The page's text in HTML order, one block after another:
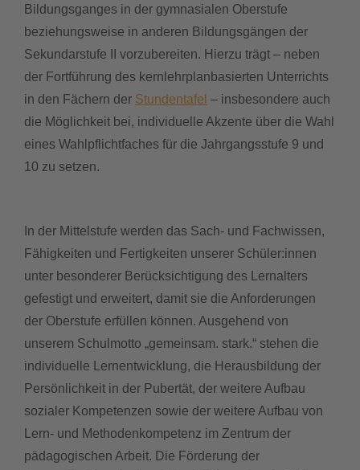
Bildungsganges in der gymnasialen Oberstufe
beziehungsweise in anderen Bildungsgängen der
Sekundarstufe II vorzubereiten. Hierzu trägt – neben
der Fortführung des kernlehrplanbasierten Unterrichts
in den Fächern der Stundentafel – insbesondere auch
die Möglichkeit bei, individuelle Akzente über die Wahl
eines Wahlpflichtfaches für die Jahrgangsstufe 9 und
10 zu setzen.
In der Mittelstufe werden das Sach- und Fachwissen,
Fähigkeiten und Fertigkeiten unserer Schüler:innen
unter besonderer Berücksichtigung des Lernalters
gefestigt und erweitert, damit sie die Anforderungen
der Oberstufe erfüllen können. Ausgehend von
unserem Schulmotto „gemeinsam. stark.“ stehen die
individuelle Lernentwicklung, die Herausbildung der
Persönlichkeit in der Pubertät, der weitere Aufbau
sozialer Kompetenzen sowie der weitere Aufbau von
Lern- und Methodenkompetenz im Zentrum der
pädagogischen Arbeit. Die Förderung der
sgw.klassenarbeiten